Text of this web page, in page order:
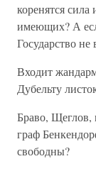
коренятся
имеющих? А
Государство
Входит
Дубельту
Браво, Щеглов,
граф
свободны?